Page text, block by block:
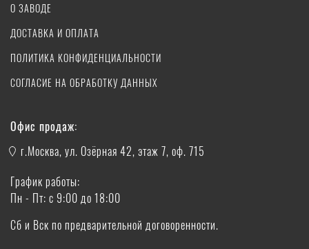
О ЗАВОДЕ
ДОСТАВКА И ОПЛАТА
ПОЛИТИКА КОНФИДЕНЦИАЛЬНОСТИ
СОГЛАСИЕ НА ОБРАБОТКУ ДАННЫХ
Офис продаж:
г.Москва, ул. Озёрная 42, этаж 7, оф. 715
График работы:
Пн - Пт: с 9:00 до 18:00
Сб и Вск по предварительной договоренности.